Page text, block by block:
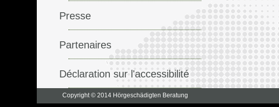
Presse
Partenaires
Déclaration sur l'accessibilité
Copyright © 2014 Hörgeschädigten Beratung